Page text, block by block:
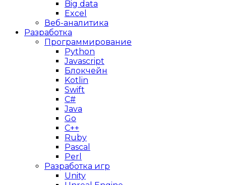
Big data
Excel
Веб-аналитика
Разработка
Программирование
Python
Javascript
Блокчейн
Kotlin
Swift
C#
Java
Go
C++
Ruby
Pascal
Perl
Разработка игр
Unity